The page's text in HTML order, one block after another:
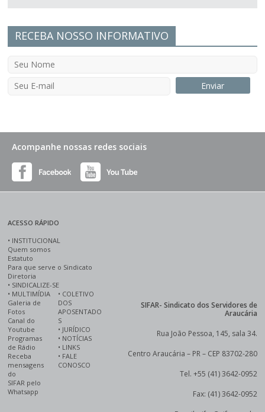
RECEBA NOSSO INFORMATIVO
Acompanhe nossas redes sociais
ACESSO RÁPIDO
• INSTITUCIONAL
Quem somos
Estatuto
Para que serve o Sindicato
Diretoria
• SINDICALIZE-SE
• MULTIMÍDIA
Galeria de
Fotos
Canal do
Youtube
Programas
de Rádio
Receba
mensagens
do
SIFAR pelo
Whatsapp
• COLETIVO
DOS
APOSENTADO
S
• JURÍDICO
• NOTÍCIAS
• LINKS
• FALE
CONOSCO
SIFAR- Sindicato dos Servidores de
Araucária
Rua João Pessoa, 145, sala 34.
Centro Araucária – PR – CEP 83702-280
Tel. +55 (41) 3642-0952
Fax: (41) 3642-0952